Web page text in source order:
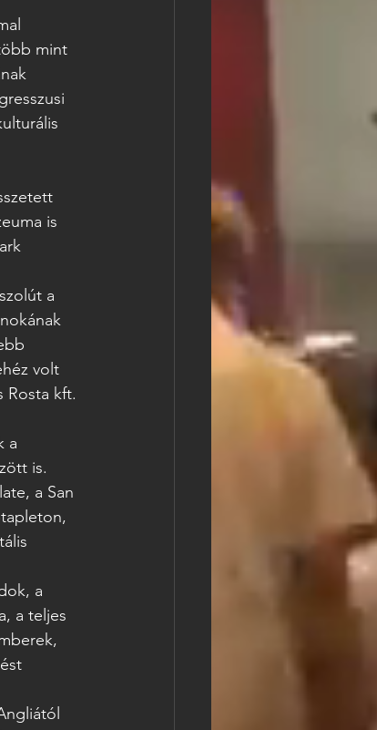
mint
is
a
volt
Rosta kft.
a
is.
a San
a
a teljes